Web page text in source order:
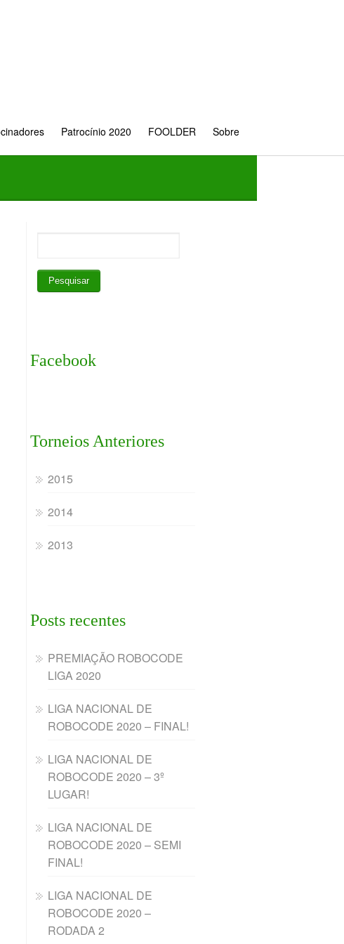
Patrocínio 2020 FOOLDER Sobre
Facebook
Torneios Anteriores
2015
2014
2013
Posts recentes
PREMIAÇÃO ROBOCODE
LIGA 2020
LIGA NACIONAL DE
ROBOCODE 2020 – FINAL!
LIGA NACIONAL DE
ROBOCODE 2020 – 3º
LUGAR!
LIGA NACIONAL DE
ROBOCODE 2020 – SEMI
FINAL!
LIGA NACIONAL DE
ROBOCODE 2020 –
RODADA 2